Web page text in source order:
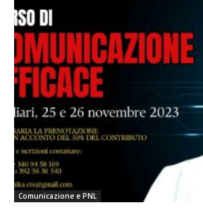
Comunicazione e PNL